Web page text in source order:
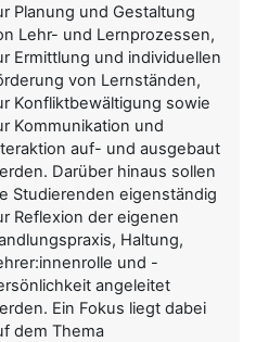
Planung und Gestaltung
Lehr- und Lernprozessen,
Ermittlung und individuellen
von Lernständen,
Konfliktbewältigung sowie
Kommunikation und
auf- und ausgebaut
Darüber hinaus sollen
Studierenden eigenständig
Reflexion der eigenen
Haltung,
und -
angeleitet
Ein Fokus liegt dabei
dem Thema